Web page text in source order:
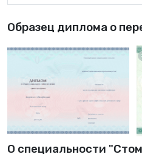
Образец диплома о
О специальности